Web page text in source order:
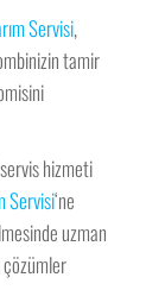
Servisi,
tamir
hizmeti
Servisi‘ne
uzman
çözümler